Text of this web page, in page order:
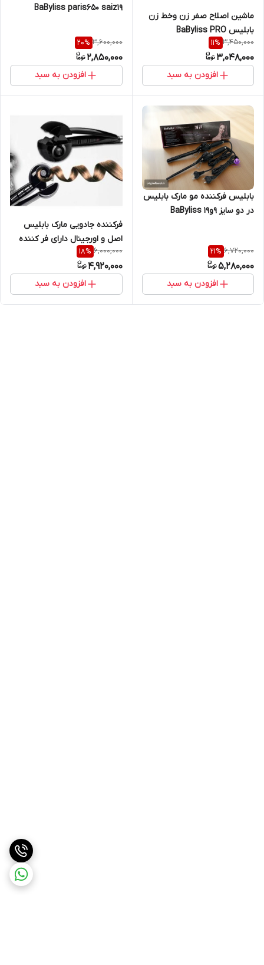
ماشین اصلاح صفر زن وخط زن
بابلیس BaByliss PRO
3,450,000
11%
3,048,000
افزودن به سبد
BaByliss paris650 saiz19
3,600,000
20%
2,850,000
افزودن به سبد
بابلیس فرکننده مو مارک بابلیس
در دو سایز 9و19 BaByliss
6,720,000
21%
5,280,000
افزودن به سبد
فرکننده جادویی مارک بابلیس
اصل و اورجینال دارای فر کننده
سریع BaByliss
6,000,000
18%
4,920,000
افزودن به سبد